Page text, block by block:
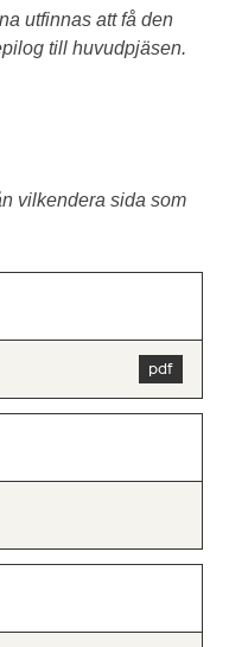
utfinnas att få den
till huvudpjäsen.
vilkendera sida som